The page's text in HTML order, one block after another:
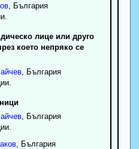
, България
лице или друго
което непряко се
, България
, България
, България